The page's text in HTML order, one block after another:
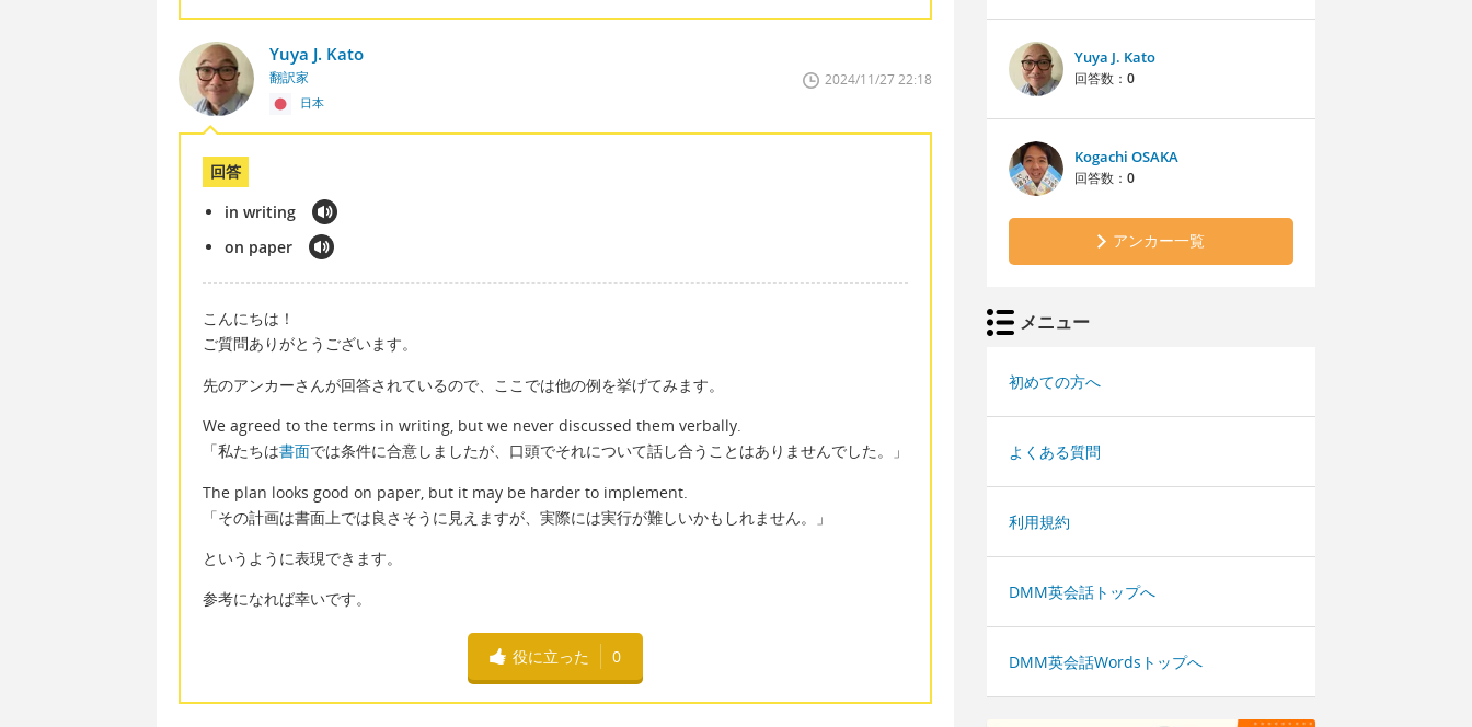
Yuya J. Kato
翻訳家
日本
2024/11/27 22:18
回答
in writing
on paper
こんにちは！
ご質問ありがとうございます。
先のアンカーさんが回答されているので、ここでは他の例を挙げてみます。
We agreed to the terms in writing, but we never discussed them verbally.
「私たちは書面では条件に合意しましたが、口頭でそれについて話し合うことはありませんでした。」
The plan looks good on paper, but it may be harder to implement.
「その計画は書面上では良さそうに見えますが、実際には実行が難しいかもしれません。」
というように表現できます。
参考になれば幸いです。
役に立った 0
Yuya J. Kato
回答数： 0
Kogachi OSAKA
回答数： 0
アンカー一覧
メニュー
初めての方へ
よくある質問
利用規約
DMM英会話トップへ
DMM英会話Wordsトップへ